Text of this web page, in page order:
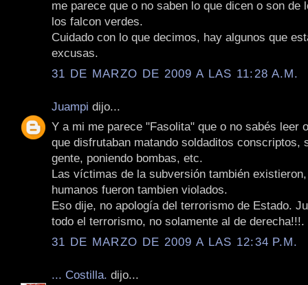
me parece que o no saben lo que dicen o son de
los falcon verdes.
Cuidado con lo que decimos, hay algunos que
excusas.
31 DE MARZO DE 2009 A LAS 11:28 A.M.
Juampi dijo...
Y a mi me parece "Fasolita" que o no sabés leer
que disfrutaban matando soldaditos conscriptos,
gente, poniendo bombas, etc.
Las víctimas de la subversión también
humanos fueron tambien violados.
Eso dije, no apología del terrorismo de Estado.
todo el terrorismo, no solamente al de derecha!!!.
31 DE MARZO DE 2009 A LAS 12:34 P.M.
... Costilla. dijo...